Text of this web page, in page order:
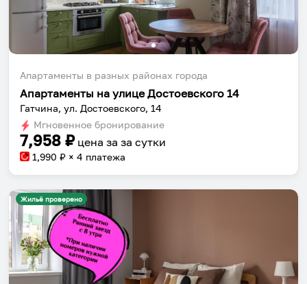
Апартаменты в разных районах города
Апартаменты на улице Достоевского 14
Гатчина, ул. Достоевского, 14
Мгновенное бронирование
7,958 ₽ цена за за сутки
1,990 ₽ × 4 платежа
Жильё проверено